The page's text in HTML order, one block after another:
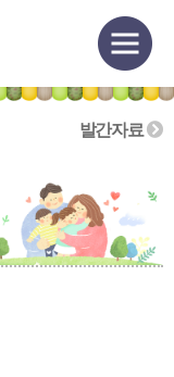
발간자료